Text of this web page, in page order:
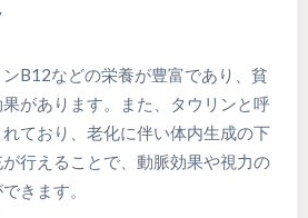
B12などの栄養が豊富であり、貧
があります。また、タウリンと呼
ており、老化に伴い体内生成の下
行えることで、動脈効果や視力の
きます。